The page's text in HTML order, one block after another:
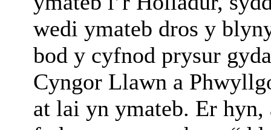
wedi ymateb dros y
bod y cyfnod prysur
Cyngor Llawn a
at lai yn ymateb. Er